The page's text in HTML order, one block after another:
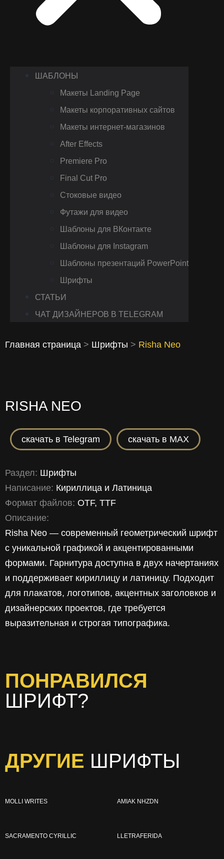
ШАБЛОНЫ
Макеты Landing Page
Макеты корпоративных сайтов
Макеты интернет-магазинов
After Effects
Premiere Pro
Final Cut Pro
Стоковые видео
Футажи для видео
Шаблоны для ВКонтакте
Шаблоны для Instagram
Шаблоны презентаций PowerPoint
Шрифты
СТАТЬИ
ЧАТ ДИЗАЙНЕРОВ В TELEGRAM
Главная страница > Шрифты > Risha Neo
RISHA NEO
скачать в Telegram скачать в MAX
Раздел: Шрифты
Написание: Кириллица и Латиница
Формат файлов: OTF, TTF
Описание:
Risha Neo — современный геометрический шрифт
с уникальной графикой и акцентированными
формами. Гарнитура доступна в двух начертаниях
и поддерживает кириллицу и латиницу. Подходит
для плакатов, логотипов, акцентных заголовков и
дизайнерских проектов, где требуется
выразительная и строгая типографика.
ПОНРАВИЛСЯ
ШРИФТ?
ДРУГИЕ ШРИФТЫ
MOLLI WRITES AMIAK NHZDN
SACRAMENTO CYRILLIC LLETRAFERIDA